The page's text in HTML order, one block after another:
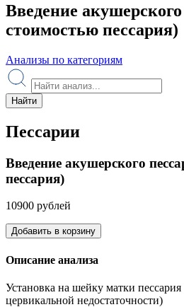
Введение
стоимостью пессария)
Анализы по категориям
Найти
Пессарии
Введение акушерского
пессария)
10900 рублей
Добавить в корзину
Описание анализа
Установка на шейку матки
цервикальной недостаточности)